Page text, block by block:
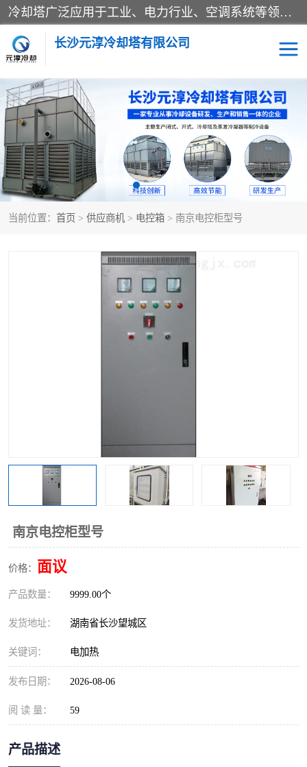
冷却塔广泛应用于工业、电力行业、空调系统等领域。在电力行业中，用于冷却发电机组的循环水；在工业生产中，如化工、冶金等行业，可降低生产过程中产生的热量；在空调系统中，为空调设备提供冷却水源
长沙元淳冷却塔有限公司
当前位置： 首页 > 供应商机 > 电控箱 > 南京电控柜型号
南京电控柜型号
价格： 面议
产品数量： 9999.00个
发货地址： 湖南省长沙望城区
关键词： 电加热
发布日期： 2026-08-06
阅 读 量： 59
产品描述
方形开式冷却塔 圆形冷却塔
闭式冷却塔 水箱
电控箱 水泵
板式换热器